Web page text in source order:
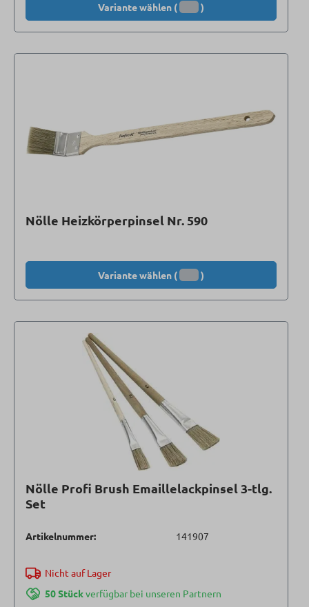
Variante wählen ( )
Nölle Heizkörperpinsel Nr. 590
Variante wählen ( )
Nölle Profi Brush Emaillelackpinsel 3-tlg.
Set
Artikelnummer: 141907
Nicht auf Lager
50 Stückverfügbar bei unseren Partnern